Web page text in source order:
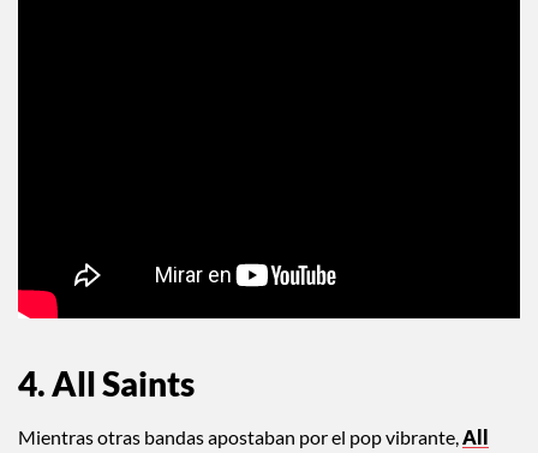
4. All Saints
Mientras otras bandas apostaban por el pop vibrante,All